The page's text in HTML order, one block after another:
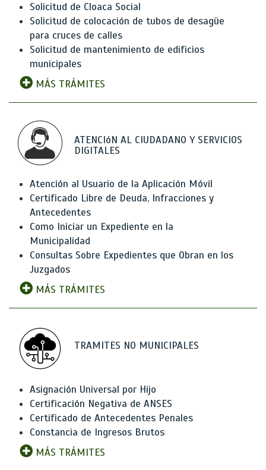
Solicitud de Cloaca Social
Solicitud de colocación de tubos de desagüe
para cruces de calles
Solicitud de mantenimiento de edificios
municipales
MÁS TRÁMITES
ATENCIóN AL CIUDADANO Y SERVICIOS
DIGITALES
Atención al Usuario de la Aplicación Móvil
Certificado Libre de Deuda, Infracciones y
Antecedentes
Como Iniciar un Expediente en la
Municipalidad
Consultas Sobre Expedientes que Obran en los
Juzgados
MÁS TRÁMITES
TRAMITES NO MUNICIPALES
Asignación Universal por Hijo
Certificación Negativa de ANSES
Certificado de Antecedentes Penales
Constancia de Ingresos Brutos
MÁS TRÁMITES